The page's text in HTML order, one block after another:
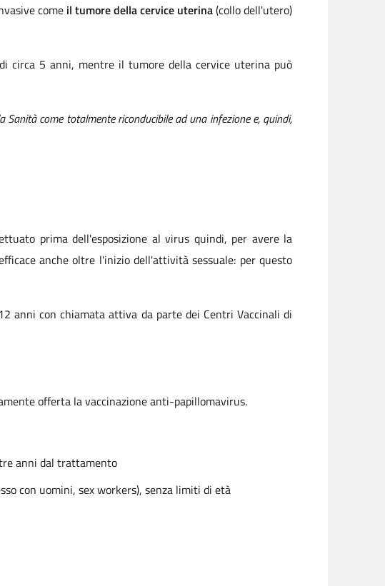
come il tumore della cervice uterina(collo dell'utero)
circa 5 anni, mentre il tumore della cervice uterina può
come totalmente riconducibile ad una infezione e, quindi,
prima dell'esposizione al virus quindi, per avere la
anche oltre l'inizio dell'attività sessuale: per questo
anni con chiamata attiva da parte dei Centri Vaccinali di
offerta la vaccinazione anti-papillomavirus.
anni dal trattamento
con uomini, sex workers), senza limiti di età